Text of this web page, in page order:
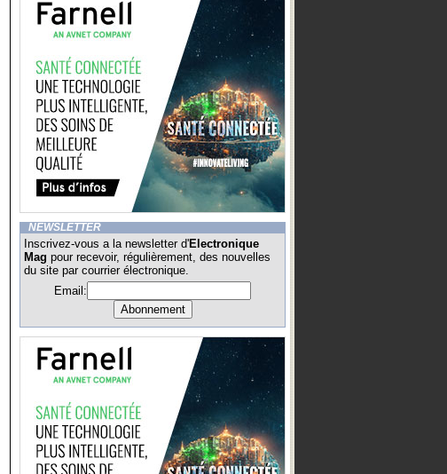
NEWSLETTER
Inscrivez-vous a la newsletter d'Electronique
Mag pour recevoir, régulièrement, des nouvelles
du site par courrier électronique.
Email: